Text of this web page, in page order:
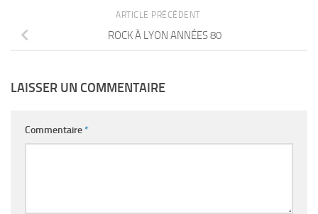
ARTICLE PRÉCÉDENT
ROCK À LYON ANNÉES 80
LAISSER UN COMMENTAIRE
Commentaire*